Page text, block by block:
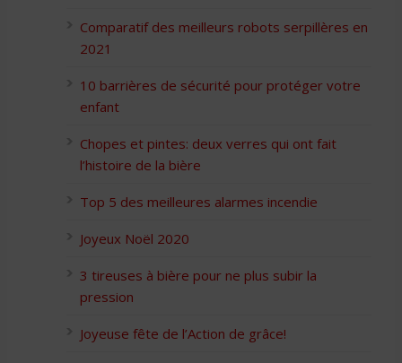
Comparatif des meilleurs robots serpillères en
2021
10 barrières de sécurité pour protéger votre
enfant
Chopes et pintes: deux verres qui ont fait
l’histoire de la bière
Top 5 des meilleures alarmes incendie
Joyeux Noël 2020
3 tireuses à bière pour ne plus subir la
pression
Joyeuse fête de l’Action de grâce!